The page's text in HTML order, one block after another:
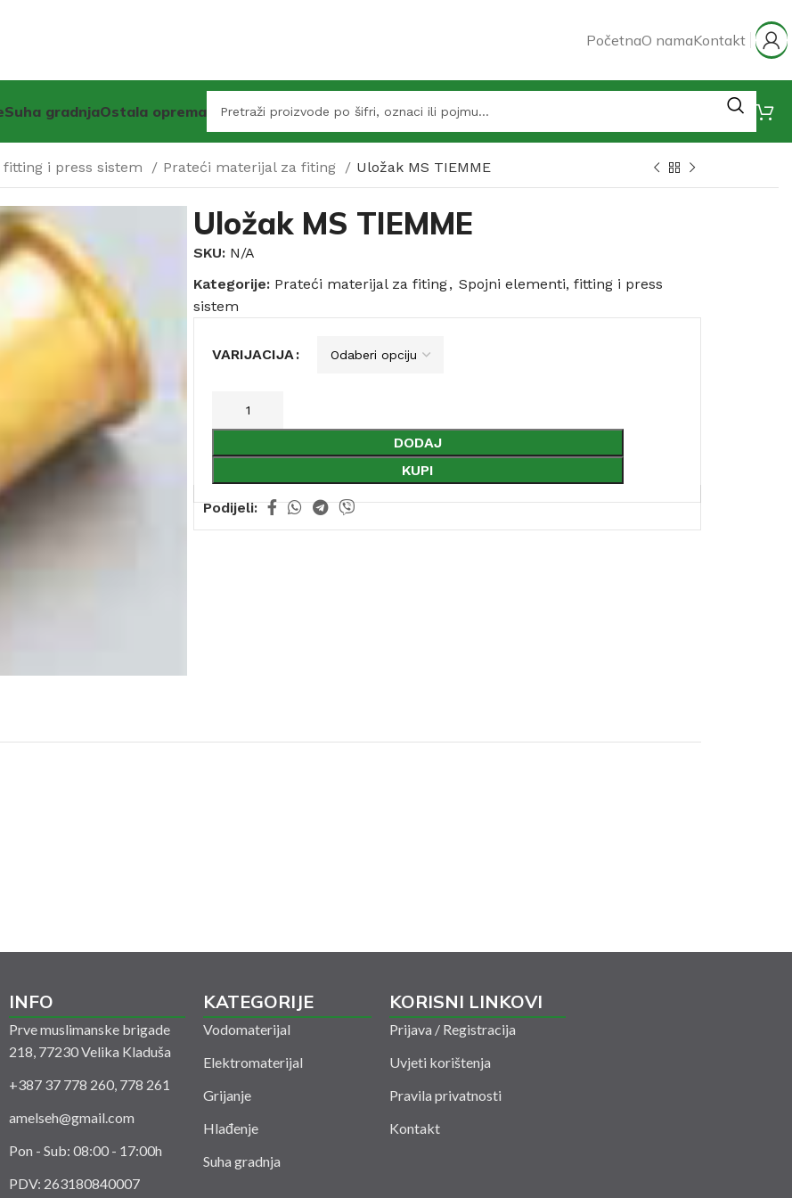
PočetnaO namaKontakt
Suha gradnjaOstala oprema
i press sistem Prateći materijal za fiting Uložak MS TIEMME
Uložak MS TIEMME
SKU: N/A
Kategorije: Prateći materijal za fiting, Spojni elementi, fitting i press
sistem
VARIJACIJA
DODAJ
KUPI
Podijeli:
INFO
Prve muslimanske brigade
218, 77230 Velika Kladuša
+387 37 778 260, 778 261
amelseh@gmail.com
Pon - Sub: 08:00 - 17:00h
PDV: 263180840007
KATEGORIJE
Vodomaterijal
Elektromaterijal
Grijanje
Hlađenje
Suha gradnja
KORISNI LINKOVI
Prijava / Registracija
Uvjeti korištenja
Pravila privatnosti
Kontakt